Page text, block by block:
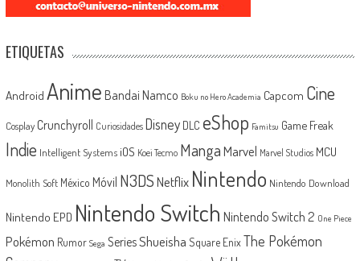
ETIQUETAS
Android Anime Bandai Namco Boku no Hero Academia Capcom Cine
Cosplay Crunchyroll Curiosidades Disney DLC eShop Famitsu Game Freak
Indie Intelligent Systems iOS Koei Tecmo MangaMarvel Marvel Studios MCU
Monolith Soft México Móvil N3DSNetflix Nintendo Nintendo Download
Nintendo EPD Nintendo Switch Nintendo Switch 2 One Piece
Pokémon Rumor Sega SeriesShueisha Square EnixThe Pokémon